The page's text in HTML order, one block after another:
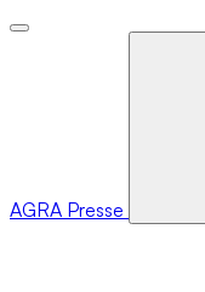
AGRA Presse